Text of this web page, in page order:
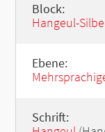
Block:
Hangeul-
Ebene:
Schrift: